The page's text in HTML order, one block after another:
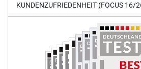
KUNDENZUFRIEDENHEIT (FOCUS 16/